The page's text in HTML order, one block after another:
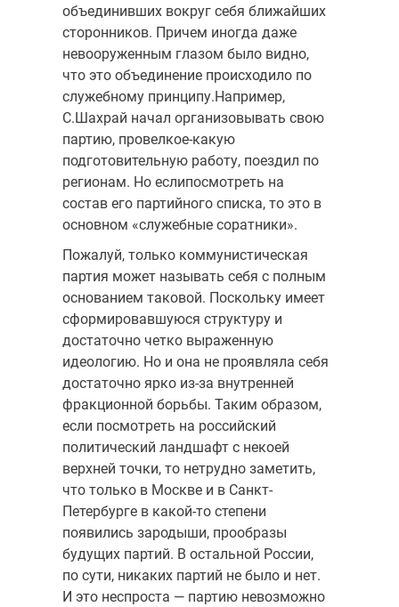
объединивших вокруг себя ближайших
сторонников. Причем иногда даже
невооруженным глазом было видно,
что это объединение происходило по
служебному принципу.Например,
С.Шахрай начал организовывать свою
партию, провелкое-какую
подготовительную работу, поездил по
регионам. Но еслипосмотреть на
состав его партийного списка, то это в
основном «служебные соратники».
Пожалуй, только коммунистическая
партия может называть себя с полным
основанием таковой. Поскольку имеет
сформировавшуюся структуру и
достаточно четко выраженную
идеологию. Но и она не проявляла себя
достаточно ярко из-за внутренней
фракционной борьбы. Таким образом,
если посмотреть на российский
политический ландшафт с некоей
верхней точки, то нетрудно заметить,
что только в Москве и в Санкт-
Петербурге в какой-то степени
появились зародыши, прообразы
будущих партий. В остальной России,
по сути, никаких партий не было и нет.
И это неспроста — партию невозможно